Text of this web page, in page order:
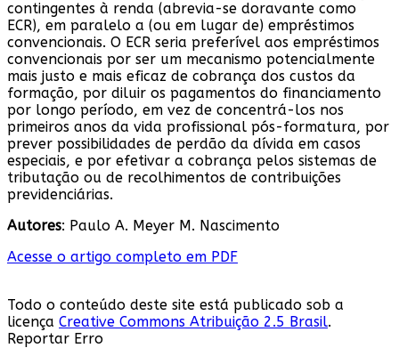
contingentes à renda (abrevia-se doravante como
ECR), em paralelo a (ou em lugar de) empréstimos
convencionais. O ECR seria preferível aos empréstimos
convencionais por ser um mecanismo potencialmente
mais justo e mais eficaz de cobrança dos custos da
formação, por diluir os pagamentos do financiamento
por longo período, em vez de concentrá-los nos
primeiros anos da vida profissional pós-formatura, por
prever possibilidades de perdão da dívida em casos
especiais, e por efetivar a cobrança pelos sistemas de
tributação ou de recolhimentos de contribuições
previdenciárias.
Autores: Paulo A. Meyer M. Nascimento
Acesse o artigo completo em PDF
Todo o conteúdo deste site está publicado sob a
licença Creative Commons Atribuição 2.5 Brasil.
Reportar Erro